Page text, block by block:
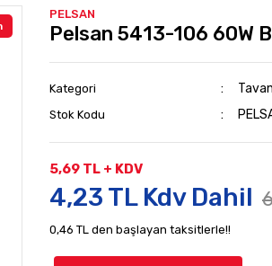
PELSAN
Pelsan 5413-106 60W
Kategori
Stok Kodu
5,69 TL + KDV
4,23 TL Kdv Dahil
0,46 TL den başlayan taksitlerle!!